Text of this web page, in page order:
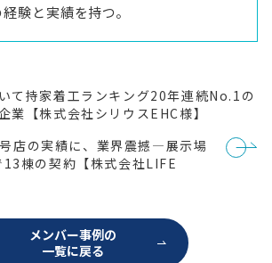
験と実績を持つ。
て持家着工ランキング20年連続No.1の
業【株式会社シリウスEHC様】
店の実績に、業界震撼―展示場
棟の契約【株式会社LIFE
メンバー事例の
一覧に戻る